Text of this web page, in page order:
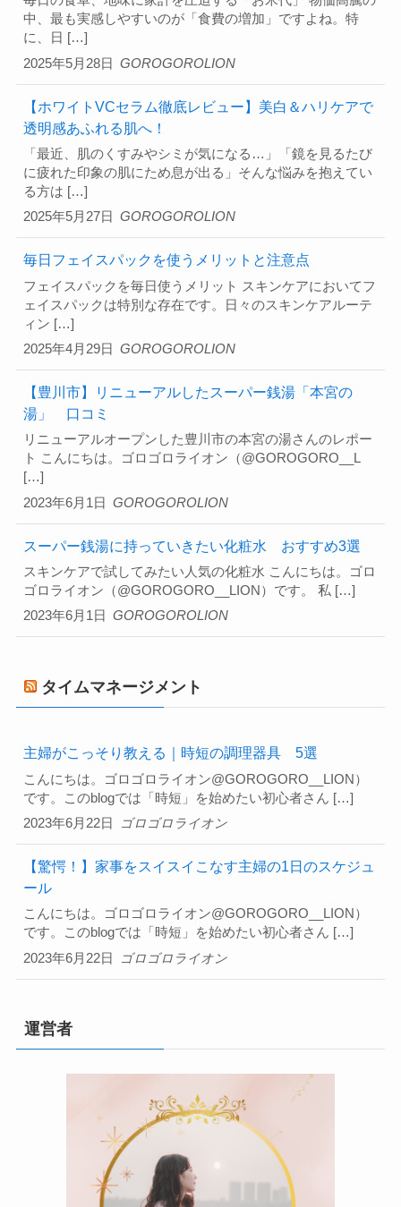
2025年5月28日
中、最も実感しやすいのが「食費の増加」ですよね。特
に、日 […]
GOROGOROLION
【ホワイトVCセラム徹底レビュー】美白＆ハリケアで
透明感あふれる肌へ！
2025年5月27日
「最近、肌のくすみやシミが気になる…」「鏡を見るたび
に疲れた印象の肌にため息が出る」そんな悩みを抱えてい
る方は […]
GOROGOROLION
毎日フェイスパックを使うメリットと注意点
2025年4月29日
フェイスパックを毎日使うメリット スキンケアにおいてフ
ェイスパックは特別な存在です。日々のスキンケアルーテ
ィン […]
GOROGOROLION
【豊川市】リニューアルしたスーパー銭湯「本宮の
湯」 口コミ
2023年6月1日
リニューアルオープンした豊川市の本宮の湯さんのレポー
ト こんにちは。ゴロゴロライオン（@GOROGORO__L
[…]
GOROGOROLION
スーパー銭湯に持っていきたい化粧水 おすすめ3選
2023年6月1日
スキンケアで試してみたい人気の化粧水 こんにちは。ゴロ
ゴロライオン（@GOROGORO__LION）です。 私 […]
GOROGOROLION
タイムマネージメント
主婦がこっそり教える｜時短の調理器具 5選
2023年6月22日
こんにちは。ゴロゴロライオン@GOROGORO__LION）
です。このblogでは「時短」を始めたい初心者さん […]
ゴロゴロライオン
【驚愕！】家事をスイスイこなす主婦の1日のスケジュ
ール
2023年6月22日
こんにちは。ゴロゴロライオン@GOROGORO__LION）
です。このblogでは「時短」を始めたい初心者さん […]
ゴロゴロライオン
運営者